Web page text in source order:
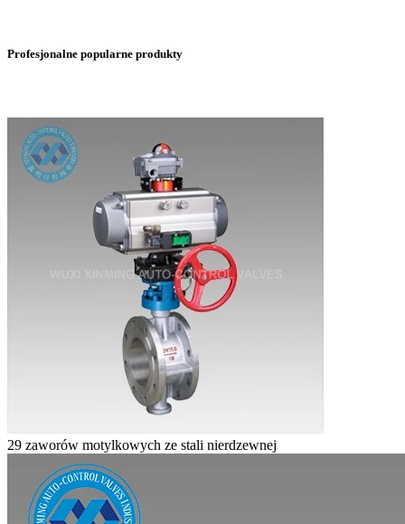
Profesjonalne popularne produkty
29 zaworów motylkowych ze stali nierdzewnej